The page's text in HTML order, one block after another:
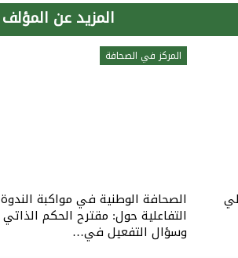
المزيد عن المؤلف
المركز في الصحافة
الصحافة الوطنية في مواكبة الندوة
التفاعلية حول: مقترح الحكم الذاتي
وسؤال التفعيل في…